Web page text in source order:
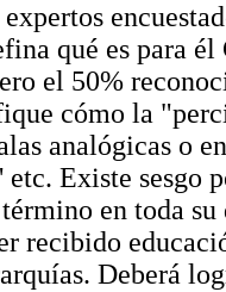
qué es para
el 50%
cómo la
analógicas o
Existe sesgo
en toda
recibido
Deberá